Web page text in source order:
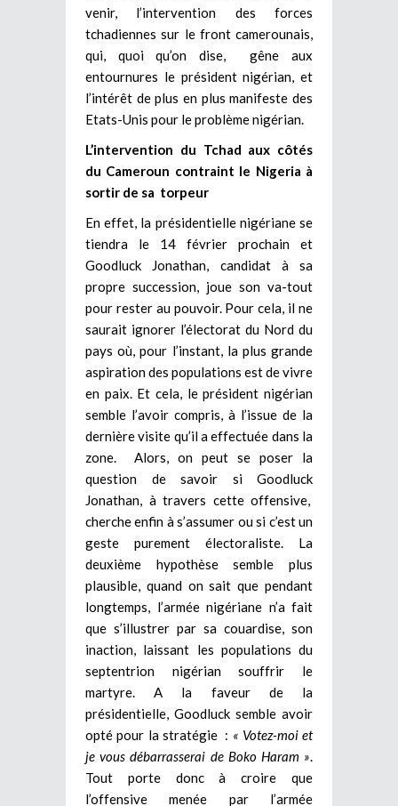
venir, l’intervention des forces
tchadiennes sur le front camerounais,
qui, quoi qu’on dise, gêne aux
entournures le président nigérian, et
l’intérêt de plus en plus manifeste des
Etats-Unis pour le problème nigérian.
L’intervention du Tchad aux côtés
du Cameroun contraint le Nigeria à
sortir de sa torpeur
En effet, la présidentielle nigériane se
tiendra le 14 février prochain et
Goodluck Jonathan, candidat à sa
propre succession, joue son va-tout
pour rester au pouvoir. Pour cela, il ne
saurait ignorer l’électorat du Nord du
pays où, pour l’instant, la plus grande
aspiration des populations est de vivre
en paix. Et cela, le président nigérian
semble l’avoir compris, à l’issue de la
dernière visite qu’il a effectuée dans la
zone. Alors, on peut se poser la
question de savoir si Goodluck
Jonathan, à travers cette offensive,
cherche enfin à s’assumer ou si c’est un
geste purement électoraliste. La
deuxième hypothèse semble plus
plausible, quand on sait que pendant
longtemps, l’armée nigériane n’a fait
que s’illustrer par sa couardise, son
inaction, laissant les populations du
septentrion nigérian souffrir le
martyre. A la faveur de la
présidentielle, Goodluck semble avoir
opté pour la stratégie : « Votez-moi et
je vous débarrasserai de Boko Haram »
Tout porte donc à croire que
l’offensive menée par l’armée